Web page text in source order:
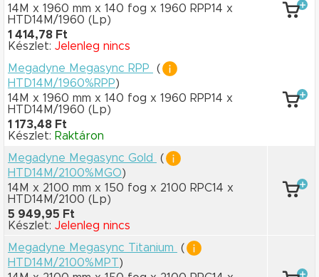
14M x 1960 mm x 140 fog x 1960 RPP14 x
HTD14M/1960 (Lp)
1 414,78 Ft
Készlet: Jelenleg nincs
Megadyne Megasync RPP
(
HTD14M/1960%RPP)
14M x 1960 mm x 140 fog x 1960 RPP14 x
HTD14M/1960 (Lp)
1 173,48 Ft
Készlet: Raktáron
Megadyne Megasync Gold
(
HTD14M/2100%MGO)
14M x 2100 mm x 150 fog x 2100 RPC14 x
HTD14M/2100 (Lp)
5 949,95 Ft
Készlet: Jelenleg nincs
Megadyne Megasync Titanium
(
HTD14M/2100%MPT)